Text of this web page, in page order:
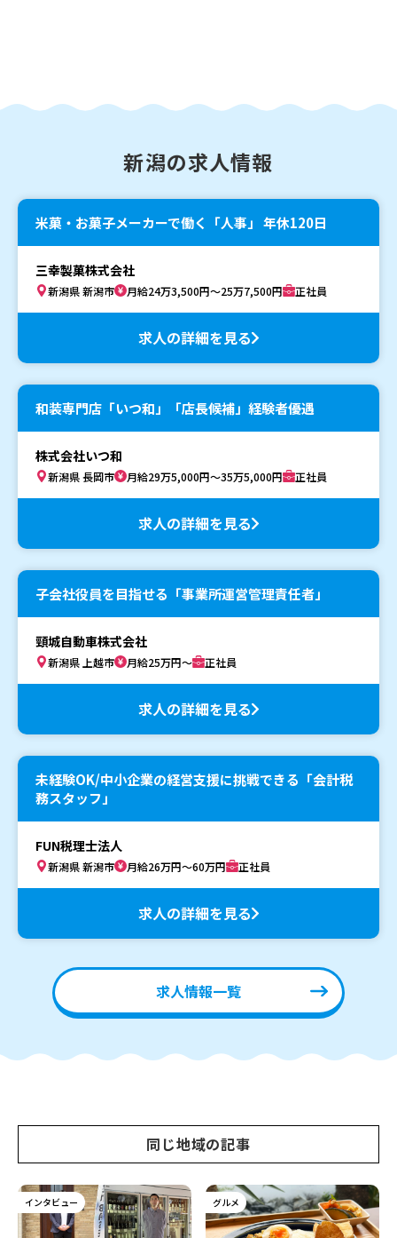
新潟の求人情報
米菓・お菓子メーカーで働く「人事」 年休120日
三幸製菓株式会社
新潟県 新潟市 月給24万3,500円～25万7,500円 正社員
求人の詳細を見る
和装専門店「いつ和」「店長候補」経験者優遇
株式会社いつ和
新潟県 長岡市 月給29万5,000円～35万5,000円 正社員
求人の詳細を見る
子会社役員を目指せる「事業所運営管理責任者」
頸城自動車株式会社
新潟県 上越市 月給25万円～ 正社員
求人の詳細を見る
未経験OK/中小企業の経営支援に挑戦できる「会計税
務スタッフ」
FUN税理士法人
新潟県 新潟市 月給26万円～60万円 正社員
求人の詳細を見る
求人情報一覧
同じ地域の記事
インタビュー グルメ